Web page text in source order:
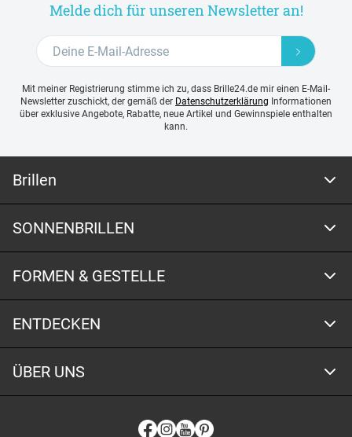
Melde dich für unseren Newsletter an!
Mit meiner Registrierung stimme ich zu, dass Brille24.de mir einen E-Mail-
Newsletter zuschickt, der gemäß der Datenschutzerklärung Informationen
über exklusive Angebote, Rabatte, neue Artikel und Gewinnspiele enthalten
kann.
Brillen
SONNENBRILLEN
FORMEN & GESTELLE
ENTDECKEN
ÜBER UNS